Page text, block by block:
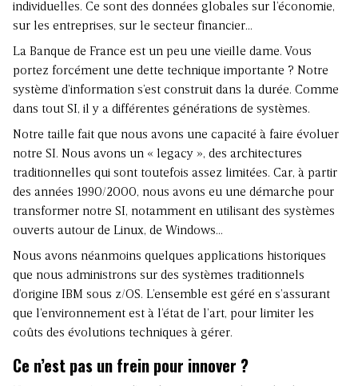
individuelles. Ce sont des données globales sur l’économie,
sur les entreprises, sur le secteur financier…
La Banque de France est un peu une vieille dame. Vous
portez forcément une dette technique importante ? Notre
système d’information s’est construit dans la durée. Comme
dans tout SI, il y a différentes générations de systèmes.
Notre taille fait que nous avons une capacité à faire évoluer
notre SI. Nous avons un « legacy », des architectures
traditionnelles qui sont toutefois assez limitées. Car, à partir
des années 1990/2000, nous avons eu une démarche pour
transformer notre SI, notamment en utilisant des systèmes
ouverts autour de Linux, de Windows…
Nous avons néanmoins quelques applications historiques
que nous administrons sur des systèmes traditionnels
d’origine IBM sous z/OS. L’ensemble est géré en s’assurant
que l’environnement est à l’état de l’art, pour limiter les
coûts des évolutions techniques à gérer.
Ce n’est pas un frein pour innover ?